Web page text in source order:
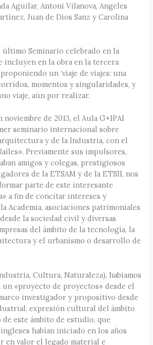
Aguilar, Antoni Vilanova, Angeles
Juan de Dios Sanz y Carolina
último Seminario celebrado en la
incluyen en la obra en la tercera
un ‘viaje de viajes: una
momentos y singularidades, y
viaje, aún por realizar.
noviembre de 2013, el Aula G+IPAI
seminario internacional sobre
y de la Industria, con el
Previamente sus impulsores,
amigos y colegas, prestigiosos
de la ETSAM y de la ETSII, nos
parte de este interesante
a fin de concitar intereses y
Academia, asociaciones patrimoniales
la sociedad civil y diversas
del ámbito de la tecnología, la
y el urbanismo o desarrollo de
Cultura, Naturaleza), habíamos
un «proyecto de proyectos» desde el
investigador y propositivo desde
expresión cultural del ámbito
este ámbito de estudio, que
habían iniciado en los años
en valor el legado material e